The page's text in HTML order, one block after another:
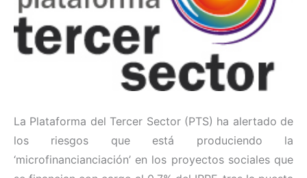
La Plataforma del Tercer Sector (PTS) ha alertado de
los riesgos que está produciendo la
‘microfinancianciación’ en los proyectos sociales que